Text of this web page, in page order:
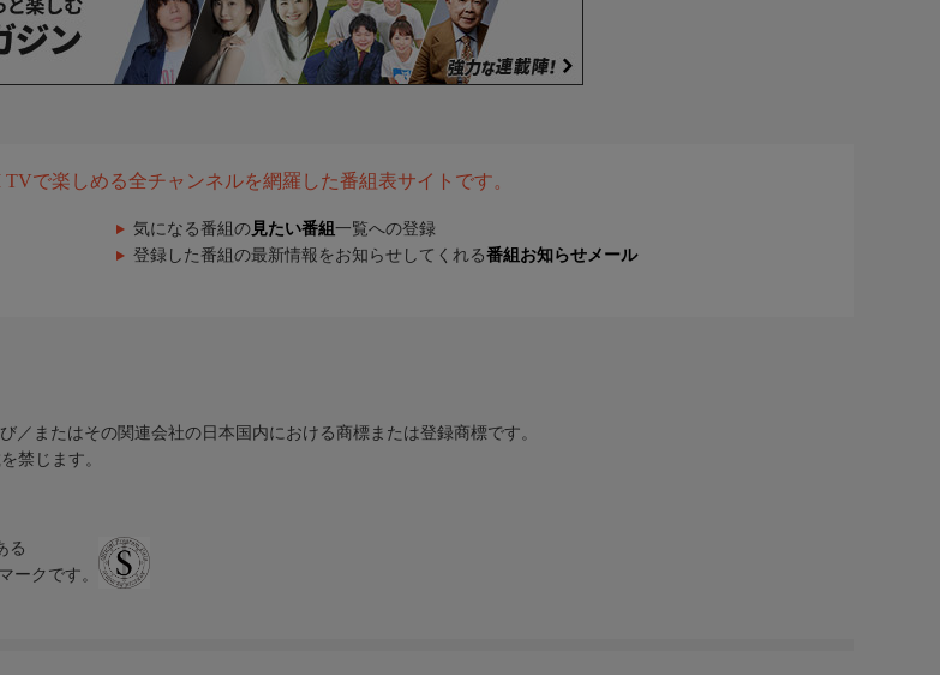
で楽しめる全チャンネルを網羅した番組表サイトです。
気になる番組の 見たい番組 一覧への登録
登録した番組の最新情報をお知らせしてくれる番組お知らせメール
／またはその関連会社の日本国内における商標または登録商標です。
禁じます。
る
ークです。